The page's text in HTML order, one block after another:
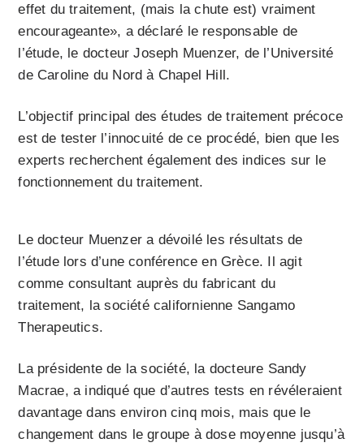
effet du traitement, (mais la chute est) vraiment
encourageante», a déclaré le responsable de
l’étude, le docteur Joseph Muenzer, de l’Université
de Caroline du Nord à Chapel Hill.
L’objectif principal des études de traitement précoce
est de tester l’innocuité de ce procédé, bien que les
experts recherchent également des indices sur le
fonctionnement du traitement.
Le docteur Muenzer a dévoilé les résultats de
l’étude lors d’une conférence en Grèce. Il agit
comme consultant auprès du fabricant du
traitement, la société californienne Sangamo
Therapeutics.
La présidente de la société, la docteure Sandy
Macrae, a indiqué que d’autres tests en révéleraient
davantage dans environ cinq mois, mais que le
changement dans le groupe à dose moyenne jusqu’à